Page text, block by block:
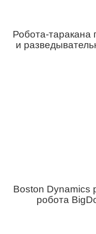
Робота-таракана
и
Boston Dynamics
робота